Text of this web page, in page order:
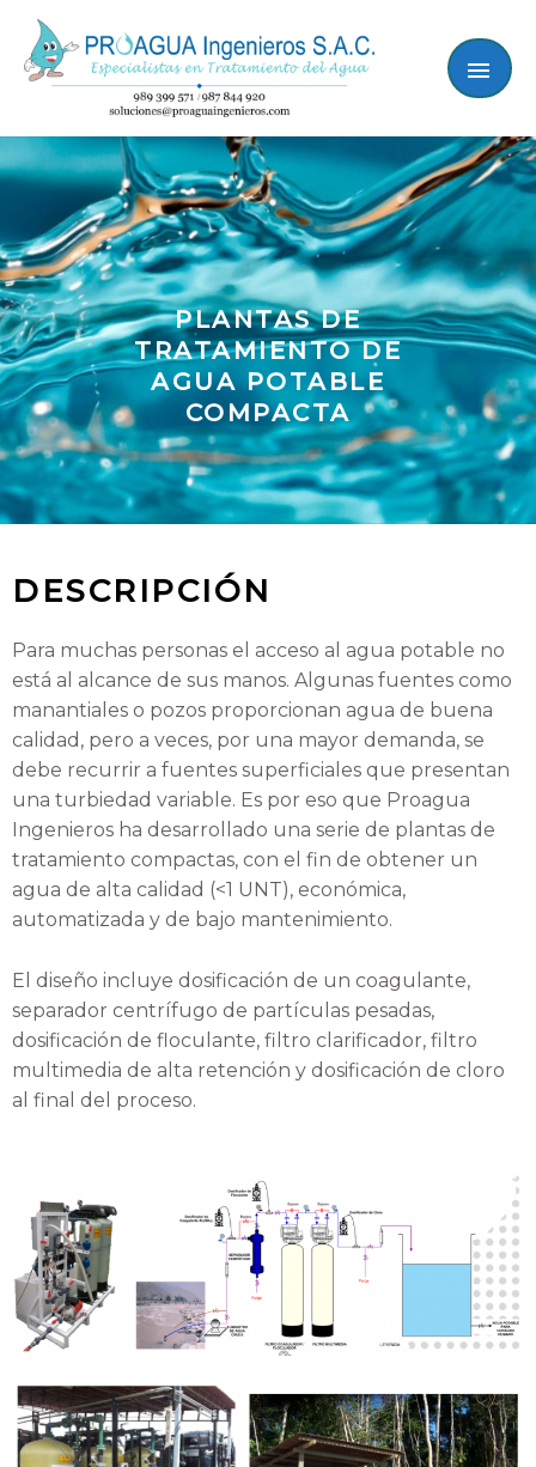
contenido
PLANTAS DE
TRATAMIENTO DE
AGUA POTABLE
COMPACTA
DESCRIPCIÓN
Para muchas personas el acceso al agua potable no
está al alcance de sus manos. Algunas fuentes como
manantiales o pozos proporcionan agua de buena
calidad, pero a veces, por una mayor demanda, se
debe recurrir a fuentes superficiales que presentan
una turbiedad variable. Es por eso que Proagua
Ingenieros ha desarrollado una serie de plantas de
tratamiento compactas, con el fin de obtener un
agua de alta calidad (<1 UNT), económica,
automatizada y de bajo mantenimiento.
El diseño incluye dosificación de un coagulante,
separador centrífugo de partículas pesadas,
dosificación de floculante, filtro clarificador, filtro
multimedia de alta retención y dosificación de cloro
al final del proceso.